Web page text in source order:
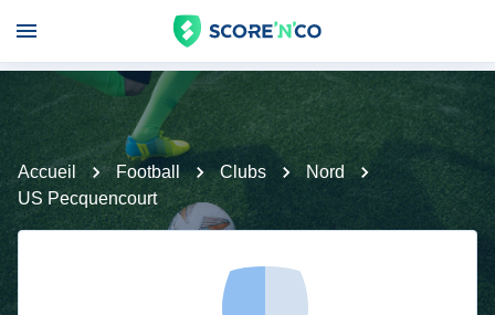
Accueil Football Clubs
Nord
US Pecquencourt